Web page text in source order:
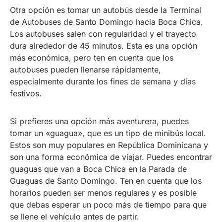
Otra opción es tomar un autobús desde la Terminal
de Autobuses de Santo Domingo hacia Boca Chica.
Los autobuses salen con regularidad y el trayecto
dura alrededor de 45 minutos. Esta es una opción
más económica, pero ten en cuenta que los
autobuses pueden llenarse rápidamente,
especialmente durante los fines de semana y días
festivos.
Si prefieres una opción más aventurera, puedes
tomar un «guagua», que es un tipo de minibús local.
Estos son muy populares en República Dominicana y
son una forma económica de viajar. Puedes encontrar
guaguas que van a Boca Chica en la Parada de
Guaguas de Santo Domingo. Ten en cuenta que los
horarios pueden ser menos regulares y es posible
que debas esperar un poco más de tiempo para que
se llene el vehículo antes de partir.